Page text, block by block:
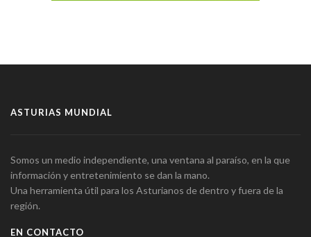
ASTURIAS MUNDIAL
Somos un medio independiente, una ventana al paraíso, en la que
información y entretenimiento se dan la mano.
Una herramienta útil para los Asturianos de dentro y fuera de la
región.
EN CONTACTO